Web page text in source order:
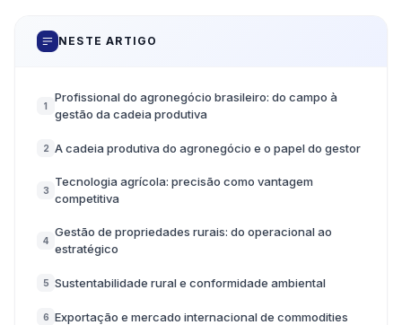
NESTE ARTIGO
1
Profissional do agronegócio brasileiro: do campo à
gestão da cadeia produtiva
2 A cadeia produtiva do agronegócio e o papel do gestor
3
Tecnologia agrícola: precisão como vantagem
competitiva
4
Gestão de propriedades rurais: do operacional ao
estratégico
5 Sustentabilidade rural e conformidade ambiental
6 Exportação e mercado internacional de commodities